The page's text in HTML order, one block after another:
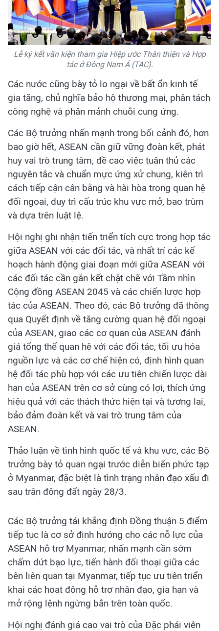
Lễ ký kết văn kiện tham gia Hiệp ước Thân thiện và Hợp
tác ở Đông Nam Á (TAC).
Các nước cũng bày tỏ lo ngại về bất ổn kinh tế
gia tăng, chủ nghĩa bảo hộ thương mại, phân tách
công nghệ và phân mảnh chuỗi cung ứng.
Các Bộ trưởng nhấn mạnh trong bối cảnh đó, hơn
bao giờ hết, ASEAN cần giữ vững đoàn kết, phát
huy vai trò trung tâm, đề cao việc tuân thủ các
nguyên tắc và chuẩn mực ứng xử chung, kiên trì
cách tiếp cận cân bằng và hài hòa trong quan hệ
đối ngoại, duy trì cấu trúc khu vực mở, bao trùm
và dựa trên luật lệ.
Hội nghị ghi nhận tiến triển tích cực trong hợp tác
giữa ASEAN với các đối tác, và nhất trí các kế
hoạch hành động giai đoạn mới giữa ASEAN với
các đối tác cần gắn kết chặt chẽ với Tầm nhìn
Cộng đồng ASEAN 2045 và các chiến lược hợp
tác của ASEAN. Theo đó, các Bộ trưởng đã thông
qua Quyết định về tăng cường quan hệ đối ngoại
của ASEAN, giao các cơ quan của ASEAN đánh
giá tổng thể quan hệ với các đối tác, tối ưu hóa
nguồn lực và các cơ chế hiện có, định hình quan
hệ đối tác phù hợp với các ưu tiên chiến lược dài
hạn của ASEAN trên cơ sở cùng có lợi, thích ứng
hiệu quả với các thách thức hiện tại và tương lai,
bảo đảm đoàn kết và vai trò trung tâm của
ASEAN.
Thảo luận về tình hình quốc tế và khu vực, các Bộ
trưởng bày tỏ quan ngại trước diễn biến phức tạp
ở Myanmar, đặc biệt là tình trạng nhân đạo xấu đi
sau trận động đất ngày 28/3.
Các Bộ trưởng tái khẳng định Đồng thuận 5 điểm
tiếp tục là cơ sở định hướng cho các nỗ lực của
ASEAN hỗ trợ Myanmar, nhấn mạnh cần sớm
chấm dứt bạo lực, tiến hành đối thoại giữa các
bên liên quan tại Myanmar, tiếp tục ưu tiên triển
khai các hoạt động hỗ trợ nhân đạo, gia hạn và
mở rộng lệnh ngừng bắn trên toàn quốc.
Hội nghị đánh giá cao vai trò của Đặc phái viên